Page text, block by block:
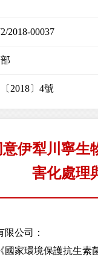
2018-00037
2018〕4號
意伊犁川寧生
害化處理
公司：
環境保護抗生素菌